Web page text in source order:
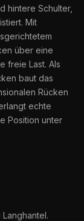
hintere Schulter,
Mit
über eine
freie Last. Als
baut das
Rücken
echte
Position unter